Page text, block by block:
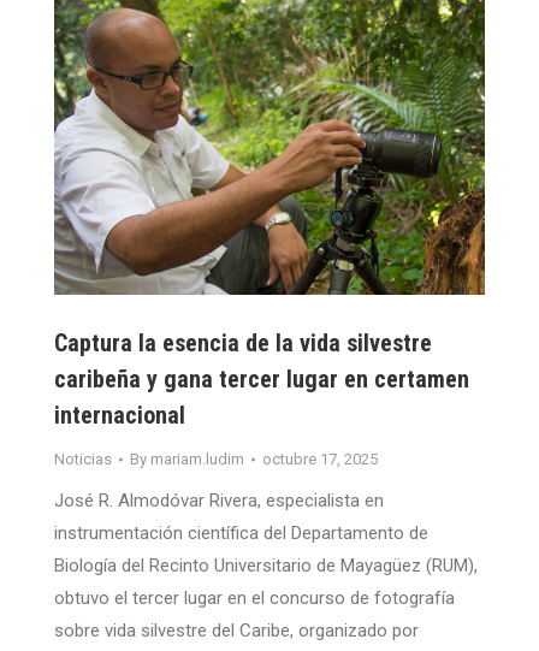
Captura la esencia de la vida silvestre
caribeña y gana tercer lugar en certamen
internacional
Noticias By mariam.ludim octubre 17, 2025
José R. Almodóvar Rivera, especialista en
instrumentación científica del Departamento de
Biología del Recinto Universitario de Mayagüez (RUM),
obtuvo el tercer lugar en el concurso de fotografía
sobre vida silvestre del Caribe, organizado por